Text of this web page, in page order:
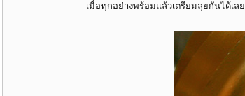
เมื่อทุกอย่างพร้อมแล้วเตรียมลุยกันได้เลย